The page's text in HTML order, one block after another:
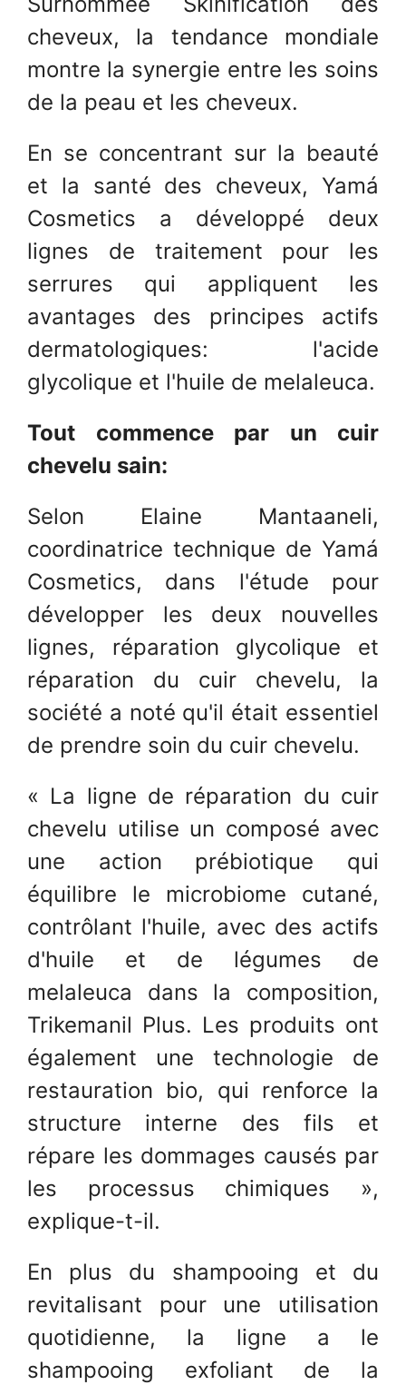
cheveux, la tendance mondiale
montre la synergie entre les soins
de la peau et les cheveux.
En se concentrant sur la beauté
et la santé des cheveux, Yamá
Cosmetics a développé deux
lignes de traitement pour les
serrures qui appliquent les
avantages des principes actifs
dermatologiques: l'acide
glycolique et l'huile de melaleuca.
Tout commence par un cuir
chevelu sain:
Selon Elaine Mantaaneli,
coordinatrice technique de Yamá
Cosmetics, dans l'étude pour
développer les deux nouvelles
lignes, réparation glycolique et
réparation du cuir chevelu, la
société a noté qu'il était essentiel
de prendre soin du cuir chevelu.
« La ligne de réparation du cuir
chevelu utilise un composé avec
une action prébiotique qui
équilibre le microbiome cutané,
contrôlant l'huile, avec des actifs
d'huile et de légumes de
melaleuca dans la composition,
Trikemanil Plus. Les produits ont
également une technologie de
restauration bio, qui renforce la
structure interne des fils et
répare les dommages causés par
les processus chimiques »,
explique-t-il.
En plus du shampooing et du
revitalisant pour une utilisation
quotidienne, la ligne a le
shampooing exfoliant de la